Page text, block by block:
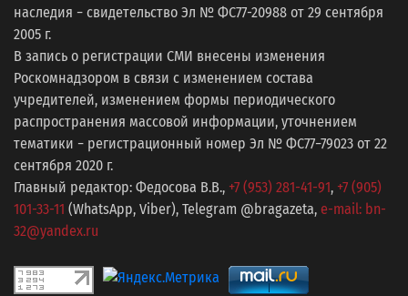
наследия − свидетельство Эл № ФС77-20988 от 29 сентября
2005 г.
В запись о регистрации СМИ внесены изменения
Роскомнадзором в связи с изменением состава
учредителей, изменением формы периодического
распространения массовой информации, уточнением
тематики − регистрационный номер Эл № ФС77−79023 от 22
сентября 2020 г.
Главный редактор: Федосова В.В., +7 (953) 281-41-91, +7 (905)
101-33-11 (WhatsApp, Viber), Telegram @bragazeta, e-mail: bn-
32@yandex.ru